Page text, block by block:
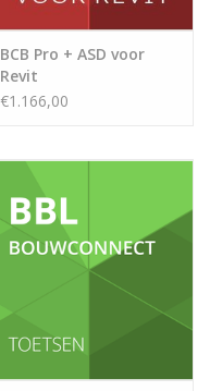
BCB Pro + ASD voor
Revit
€1.166,00